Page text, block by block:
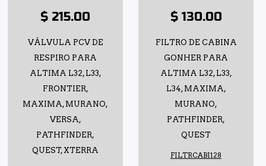
$ 215.00
VÁLVULA PCV DE
RESPIRO PARA
ALTIMA L32, L33,
FRONTIER,
MAXIMA, MURANO,
VERSA,
PATHFINDER,
QUEST, XTERRA
$ 130.00
FILTRO DE CABINA
GONHER PARA
ALTIMA L32, L33,
L34, MAXIMA,
MURANO,
PATHFINDER,
QUEST
FILTRCABI128